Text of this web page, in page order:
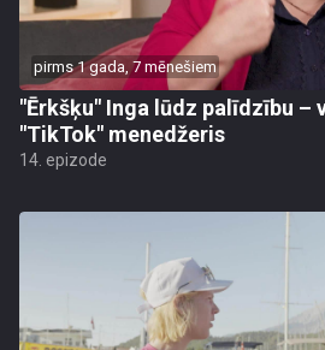
pirms 1 gada, 7 mēnešiem
"Ērkšķu" Inga lūdz palīdzību –
"TikTok" menedžeris
14. epizode